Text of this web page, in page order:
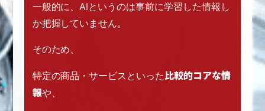
一般的に、AIというのは事前に学習した情報し
か把握していません。
そのため、
特定の商品・サービスといった比較的コアな情
報や、